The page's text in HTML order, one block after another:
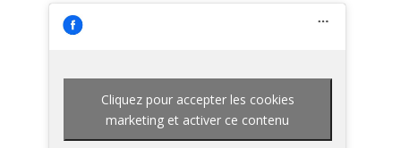
Cliquez pour accepter les cookies
marketing et activer ce contenu